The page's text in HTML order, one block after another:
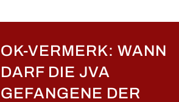
OK-VERMERK: WANN
DARF DIE JVA
GEFANGENE DER